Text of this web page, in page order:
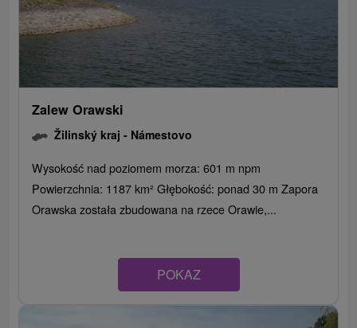
Zalew Orawski
Žilinský kraj - Námestovo
Wysokość nad poziomem morza: 601 m npm
Powierzchnia: 1187 km² Głębokość: ponad 30 m Zapora
Orawska została zbudowana na rzece Orawie,...
POKAZ